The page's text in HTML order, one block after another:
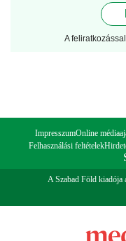
A
ImpresszumOnline
Felhasználási feltételek
A Szabad Föld